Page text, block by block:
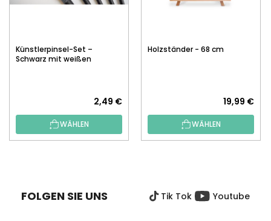
Künstlerpinsel-Set –
Schwarz mit weißen
2,49 €
WÄHLEN
Holzständer - 68 cm
19,99 €
WÄHLEN
FOLGEN SIE UNS Tik Tok Youtube